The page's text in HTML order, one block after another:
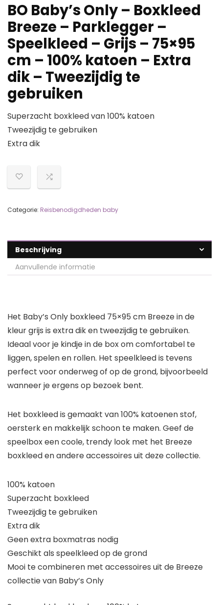
BO Baby’s Only – Boxkleed
Breeze – Parklegger –
Speelkleed – Grijs – 75×95
cm – 100% katoen – Extra
dik – Tweezijdig te
gebruiken
Superzacht boxkleed van 100% katoen
Tweezijdig te gebruiken
Extra dik
Categorie: Reisbenodigdheden baby
Beschrijving
Aanvullende informatie
Het Baby’s Only boxkleed 75×95 cm Breezein de
kleurgrijs is extra dik en tweezijdig te gebruiken.
Ideaal voor je kindje in de box om comfortabel te
liggen, spelen en rollen. Het speelkleed is tevens
perfect voor onderweg of op de grond, bijvoorbeeld
wanneer je ergens op bezoek bent.
Het boxkleed is gemaakt van 100% katoenen stof,
oersterk en makkelijk schoon te maken. Geef de
speelbox een coole, trendy look met het Breeze
boxkleed en andere accessoires uit deze collectie.
100% katoen
Superzacht boxkleed
Tweezijdig te gebruiken
Extra dik
Geen extra boxmatras nodig
Geschikt als speelkleed op de grond
Mooi te combineren met accessoires uit de Breeze
collectie van Baby’s Only